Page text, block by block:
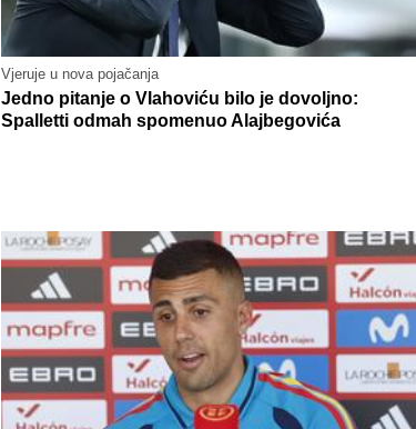
Vjeruje u nova pojačanja
Jedno pitanje o Vlahoviću bilo je dovoljno:
Spalletti odmah spomenuo Alajbegovića